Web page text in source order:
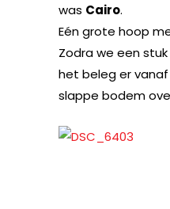
was Cairo.
Eén grote hoop
Zodra we een
het beleg er
slappe bodem